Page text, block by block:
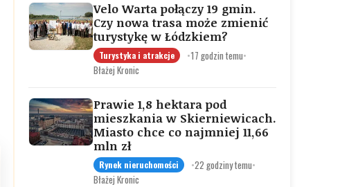
Velo Warta połączy 19 gmin.
Czy nowa trasa może zmienić
turystykę w Łódzkiem?
Turystyka i atrakcje •17 godzin temu•
Błażej Kronic
Prawie 1,8 hektara pod
mieszkania w Skierniewicach.
Miasto chce co najmniej 11,66
mln zł
Rynek nieruchomości •22 godziny temu•
Błażej Kronic